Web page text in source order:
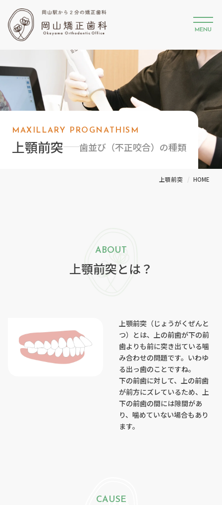
MENU
MAXILLARY PROGNATHISM
上顎前突 歯並び（不正咬合）の種類
上顎前突 HOME
ABOUT
上顎前突とは？
上顎前突（じょうがくぜんと
つ）とは、上の前歯が下の前
歯よりも前に突き出ている噛
み合わせの問題です。いわゆ
る出っ歯のことですね。
下の前歯に対して、上の前歯
が前方にズレているため、上
下の前歯の間には隙間があ
り、噛めていない場合もあり
ます。
CAUSE